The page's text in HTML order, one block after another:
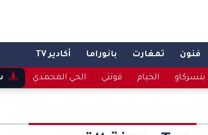
فنون تمغارت بانوراما أكادير TV
بنسركاو الخيام فونتي الحي المحمدي